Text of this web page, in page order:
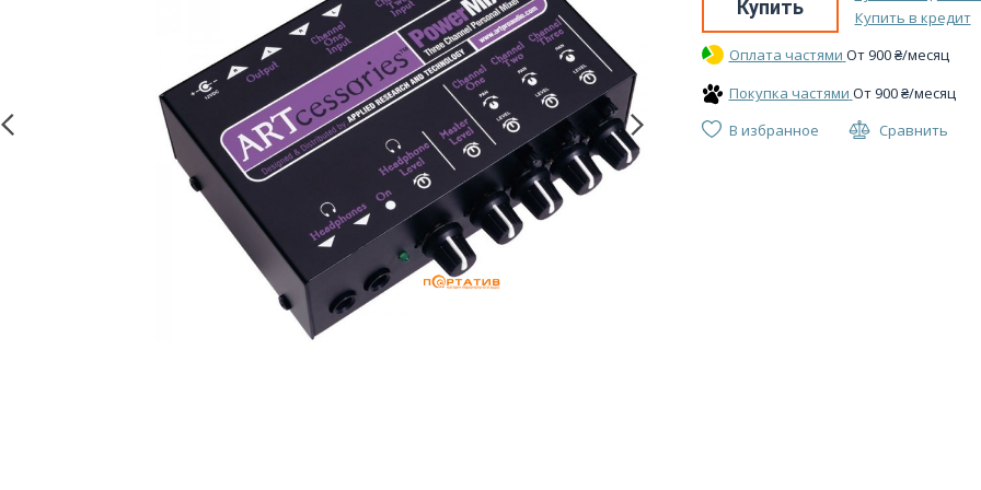
Купить
Купить в кредит
Оплата частями От900₴/месяц
Покупка частями От900₴/месяц
В избранное
Сравнить